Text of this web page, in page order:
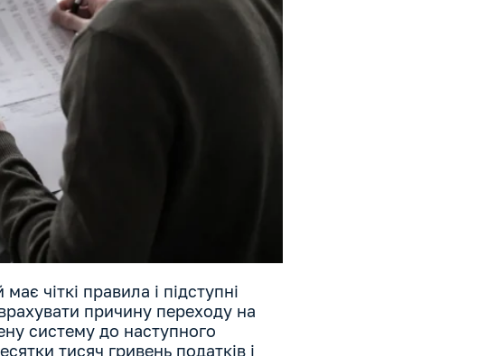
чіткі правила і підступні
причину переходу на
систему до наступного
тисяч гривень податків і